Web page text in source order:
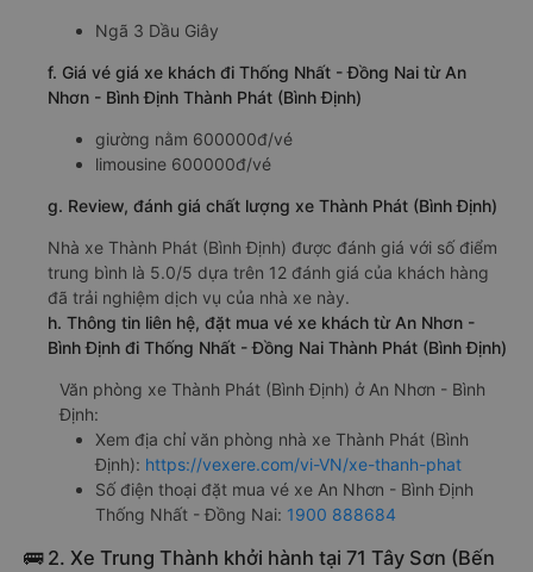
Ngã 3 Dầu Giây
f. Giá vé giá xe khách đi Thống Nhất - Đồng Nai từ An
Nhơn - Bình Định Thành Phát (Bình Định)
giường nằm 600000đ/vé
limousine 600000đ/vé
g. Review, đánh giá chất lượng xe Thành Phát (Bình Định)
Nhà xe Thành Phát (Bình Định) được đánh giá với số điểm
trung bình là 5.0/5 dựa trên 12 đánh giá của khách hàng
đã trải nghiệm dịch vụ của nhà xe này.
h. Thông tin liên hệ, đặt mua vé xe khách từ An Nhơn -
Bình Định đi Thống Nhất - Đồng Nai Thành Phát (Bình Định)
Văn phòng xe Thành Phát (Bình Định) ở An Nhơn - Bình
Định:
Xem địa chỉ văn phòng nhà xe Thành Phát (Bình
Định): https://vexere.com/vi-VN/xe-thanh-phat
Số điện thoại đặt mua vé xe An Nhơn - Bình Định
Thống Nhất - Đồng Nai: 1900 888684
🚌 2. Xe Trung Thành khởi hành tại 71 Tây Sơn (Bến